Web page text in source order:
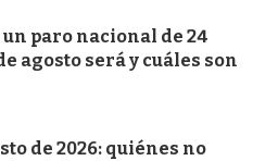
paro nacional de 24
agosto será y cuáles son
de 2026: quiénes no